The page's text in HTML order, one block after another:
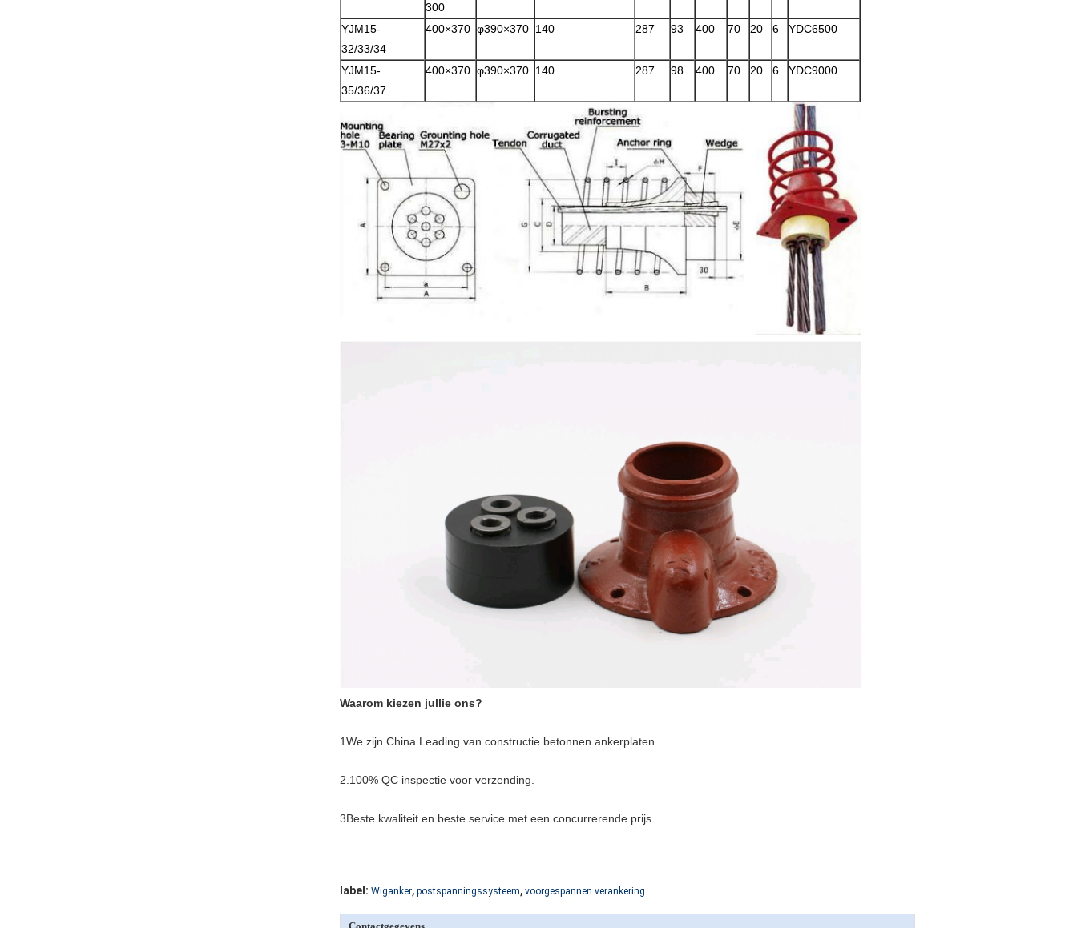
300
YJM15-
32/33/34
400×370 φ390×370 140 287 93 400 70 20 6 YDC6500
YJM15-
35/36/37
400×370 φ390×370 140 287 98 400 70 20 6 YDC9000
Waarom kiezen jullie ons?
1We zijn China Leading van constructie betonnen ankerplaten.
2.100% QC inspectie voor verzending.
3Beste kwaliteit en beste service met een concurrerende prijs.
label: Wiganker, postspanningssysteem, voorgespannen verankering